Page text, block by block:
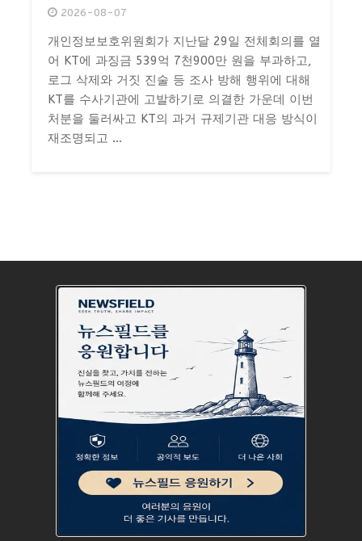
2026-08-07
개인정보보호위원회가 지난달 29일 전체회의를 열
어 KT에 과징금 539억 7천900만 원을 부과하고,
로그 삭제와 거짓 진술 등 조사 방해 행위에 대해
KT를 수사기관에 고발하기로 의결한 가운데 이번
처분을 둘러싸고 KT의 과거 규제기관 대응 방식이
재조명되고 ...